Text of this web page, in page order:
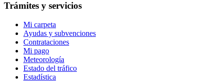
Trámites y servicios
Mi carpeta
Ayudas y subvenciones
Contrataciones
Mi pago
Meteorología
Estado del tráfico
Estadística